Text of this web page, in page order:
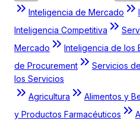
Inteligencia de Mercado
Inteligencia Competitiva
Mercado
Inteligencia de los
de Procurement
Servicios
los Servicios
Agricultura
Alimentos y
y Productos Farmacéuticos